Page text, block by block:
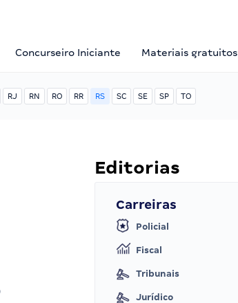
Concurseiro Iniciante Materiais gratuitos
RJ RN RO RR RS SC SE SP TO
Editorias
Carreiras
Policial
Fiscal
Tribunais
Jurídico